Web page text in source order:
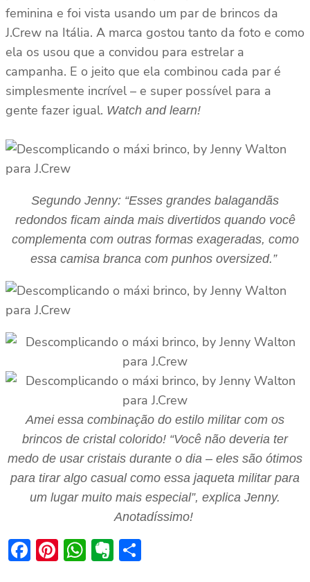
feminina e foi vista usando um par de brincos da
J.Crew na Itália. A marca gostou tanto da foto e como
ela os usou que a convidou para estrelar a
campanha. E o jeito que ela combinou cada par é
simplesmente incrível – e super possível para a
gente fazer igual. Watch and learn!
Segundo Jenny: “Esses grandes balagandãs
redondos ficam ainda mais divertidos quando você
complementa com outras formas exageradas, como
essa camisa branca com punhos oversized.”
Amei essa combinação do estilo militar com os
brincos de cristal colorido! “Você não deveria ter
medo de usar cristais durante o dia – eles são ótimos
para tirar algo casual como essa jaqueta militar para
um lugar muito mais especial”, explica Jenny.
Anotadíssimo!
Facebook
Pinterest
WhatsApp
Evernote